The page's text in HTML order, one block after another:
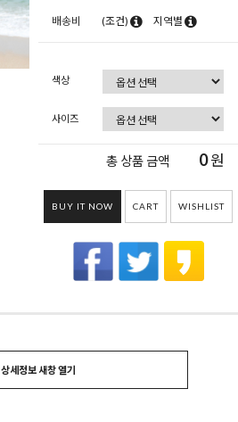
배송비 (조건) 지역별
색상
사이즈
총 상품 금액 0원
BUY IT NOW CART WISHLIST
상세정보 새창 열기